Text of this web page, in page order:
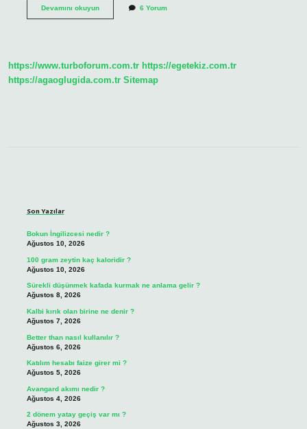
Devamını okuyunSanayi
6 Yorum
https://www.turboforum.com.tr https://egetekiz.com.tr
https://agaoglugida.com.tr Sitemap
Son Yazılar
Bokun İngilizcesi nedir ?
Ağustos 10, 2026
100 gram zeytin kaç kaloridir ?
Ağustos 10, 2026
Sürekli düşünmek kafada kurmak ne anlama gelir ?
Ağustos 8, 2026
Kalbi kırık olan birine ne denir ?
Ağustos 7, 2026
Better than nasıl kullanılır ?
Ağustos 6, 2026
Katılım hesabı faize girer mi ?
Ağustos 5, 2026
Avangard akımı nedir ?
Ağustos 4, 2026
2 dönem yatay geçiş var mı ?
Ağustos 3, 2026